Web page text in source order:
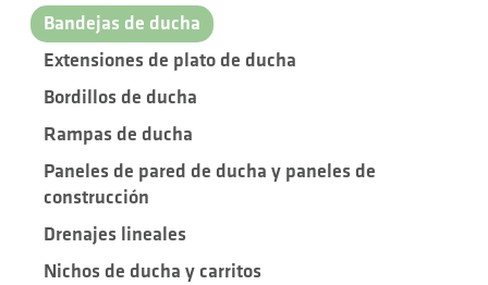
Bandejas de ducha
Extensiones de plato de ducha
Bordillos de ducha
Rampas de ducha
Paneles de pared de ducha y paneles de
construcción
Drenajes lineales
Nichos de ducha y carritos